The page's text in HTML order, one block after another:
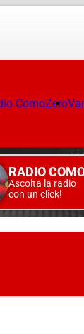
ComoZero
RADIO
Ascolta la radio
con un click!